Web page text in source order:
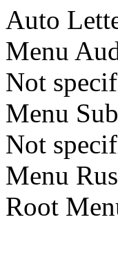
Auto
Menu
Not
Menu
Not
Menu
Root